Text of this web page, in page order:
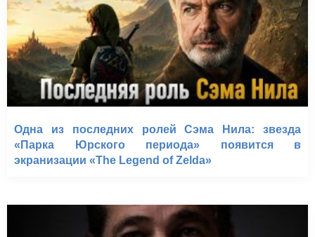
Одна из последних ролей Сэма Нила: звезда
«Парка Юрского периода» появится в
экранизации «The Legend of Zelda»